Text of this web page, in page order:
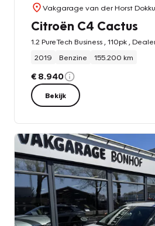
Vakgarage van der Horst
Citroën C4 Cactus
1.2 PureTech Business , 110pk ,
2019
Benzine 155.200 km
€ 8.940
Bekijk